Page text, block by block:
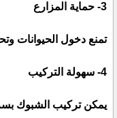
3- حماية المزارع
تمنع دخول الحيوانات
4- سهولة التركيب
يمكن تركيب الشبوك